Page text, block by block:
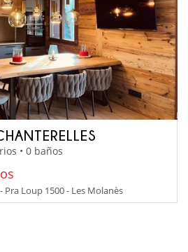
• 0 baños
Loup 1500 - Les Molanès